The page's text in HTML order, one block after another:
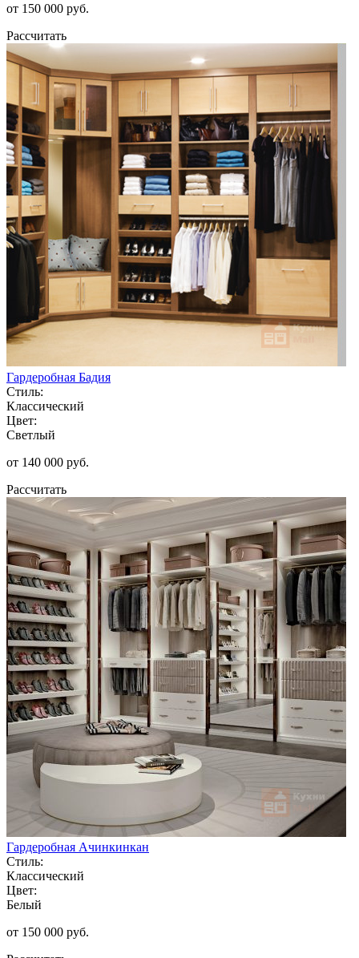
от 150 000 руб.
Рассчитать
Гардеробная Бадия
Стиль:
Классический
Цвет:
Светлый
от 140 000 руб.
Рассчитать
Гардеробная Ачинкинкан
Стиль:
Классический
Цвет:
Белый
от 150 000 руб.